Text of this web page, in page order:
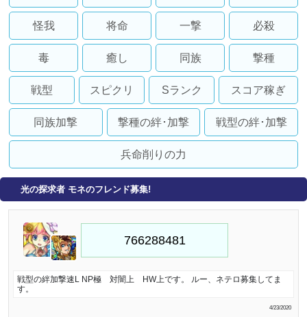
怪我 将命 一撃 必殺
毒 癒し 同族 撃種
戦型 スピクリ Sランク スコア稼ぎ
同族加撃 撃種の絆･加撃 戦型の絆･加撃
兵命削りの力
光の探求者 モネのフレンド募集!
戦型の絆加撃速L NP極 対闇上 HW上です。 ルー、ネテロ募集してま
す。
4/23/2020